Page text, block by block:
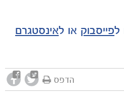
לפייסבוק או לאינסטגרם
הדפס